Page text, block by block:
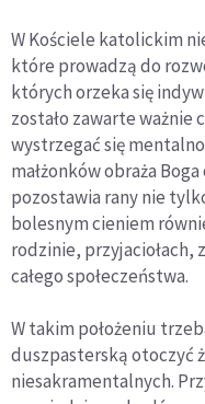
W Kościele katolickim
które prowadzą do
których orzeka się
zostało zawarte ważnie
wystrzegać się
małżonków obraża
pozostawia rany nie
bolesnym cieniem
rodzinie, przyjaciołach,
całego społeczeństwa.
W takim położeniu
duszpasterską otoczyć
niesakramentalnych.